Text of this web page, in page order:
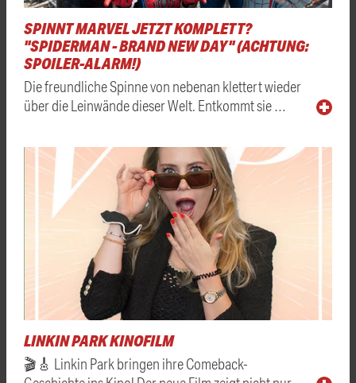
SPINNT MARVEL JETZT KOMPLETT?
"SPIDERMAN - BRAND NEW DAY" (ACHTUNG:
SPOILER-ALARM!)
Die freundliche Spinne von nebenan klettert wieder
über die Leinwände dieser Welt. Entkommt sie …
LINKIN PARK KINOFILM
🎬🎸 Linkin Park bringen ihre Comeback-